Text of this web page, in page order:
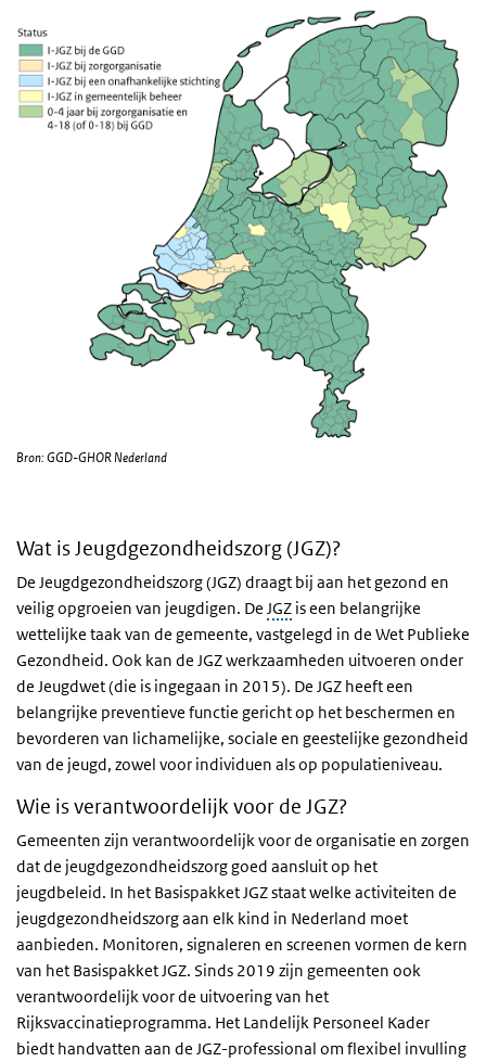
Bron: GGD-GHOR Nederland
Wat is Jeugdgezondheidszorg (JGZ)?
De Jeugdgezondheidszorg (JGZ) draagt bij aan het gezond en
veilig opgroeien van jeugdigen. De JGZ is een belangrijke
wettelijke taak van de gemeente, vastgelegd in de Wet Publieke
Gezondheid. Ook kan de JGZ werkzaamheden uitvoeren onder
de Jeugdwet (die is ingegaan in 2015). De JGZ heeft een
belangrijke preventieve functie gericht op het beschermen en
bevorderen van lichamelijke, sociale en geestelijke gezondheid
van de jeugd, zowel voor individuen als op populatieniveau.
Wie is verantwoordelijk voor de JGZ?
Gemeenten zijn verantwoordelijk voor de organisatie en zorgen
dat de jeugdgezondheidszorg goed aansluit op het
jeugdbeleid. In het Basispakket JGZ staat welke activiteiten de
jeugdgezondheidszorg aan elk kind in Nederland moet
aanbieden. Monitoren, signaleren en screenen vormen de kern
van het Basispakket JGZ. Sinds 2019 zijn gemeenten ook
verantwoordelijk voor de uitvoering van het
Rijksvaccinatieprogramma. Het Landelijk Personeel Kader
biedt handvatten aan de JGZ-professional om flexibel invulling